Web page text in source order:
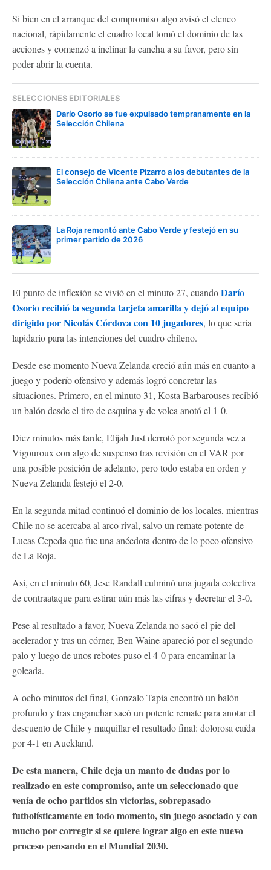
Si bien en el arranque del compromiso algo avisó el elenco
nacional, rápidamente el cuadro local tomó el dominio de las
acciones y comenzó a inclinar la cancha a su favor, pero sin
poder abrir la cuenta.
SELECCIONES EDITORIALES
Darío Osorio se fue expulsado tempranamente en la
Selección Chilena
El consejo de Vicente Pizarro a los debutantes de la
Selección Chilena ante Cabo Verde
La Roja remontó ante Cabo Verde y festejó en su
primer partido de 2026
El punto de inflexión se vivió en el minuto 27, cuandoDarío
Osorio recibió la segunda tarjeta amarilla y dejó al equipo
dirigido por Nicolás Córdova con 10 jugadores, lo que sería
lapidario para las intenciones del cuadro chileno.
Desde ese momento Nueva Zelanda creció aún más en cuanto a
juego y poderío ofensivo y además logró concretar las
situaciones. Primero, en el minuto 31, Kosta Barbarouses recibió
un balón desde el tiro de esquina y de volea anotó el 1-0.
Diez minutos más tarde, Elijah Just derrotó por segunda vez a
Vigouroux con algo de suspenso tras revisión en el VAR por
una posible posición de adelanto, pero todo estaba en orden y
Nueva Zelanda festejó el 2-0.
En la segunda mitad continuó el dominio de los locales, mientras
Chile no se acercaba al arco rival, salvo un remate potente de
Lucas Cepeda que fue una anécdota dentro de lo poco ofensivo
de La Roja.
Así, en el minuto 60, Jese Randall culminó una jugada colectiva
de contraataque para estirar aún más las cifras y decretar el 3-0.
Pese al resultado a favor, Nueva Zelanda no sacó el pie del
acelerador y tras un córner, Ben Waine apareció por el segundo
palo y luego de unos rebotes puso el 4-0 para encaminar la
goleada.
A ocho minutos del final, Gonzalo Tapia encontró un balón
profundo y tras enganchar sacó un potente remate para anotar el
descuento de Chile y maquillar el resultado final: dolorosa caída
por 4-1 en Auckland.
De esta manera, Chile deja un manto de dudas por lo
realizado en este compromiso, ante un seleccionado que
venía de ocho partidos sin victorias, sobrepasado
futbolísticamente en todo momento, sin juego asociado y con
mucho por corregir si se quiere lograr algo en este nuevo
proceso pensando en el Mundial 2030.